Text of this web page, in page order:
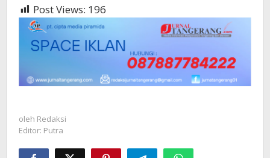
Post Views: 196
oleh Redaksi
Editor: Putra